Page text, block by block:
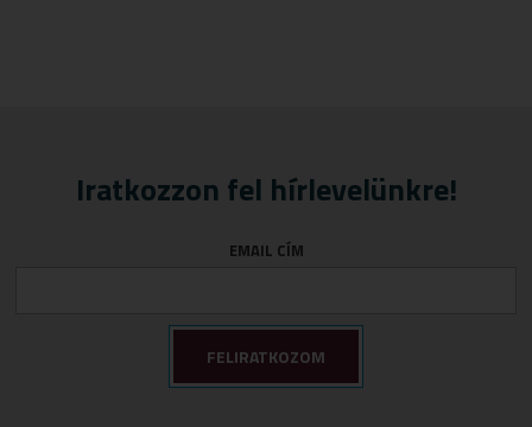
Iratkozzon fel hírlevelünkre!
EMAIL CÍM